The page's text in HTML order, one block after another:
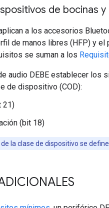
de bocinas
a los accesorios
de manos libres (HFP) y
se suman a los
audio DEBE establecer los
de dispositivo (COD):
21)
(bit 18)
de la clase de dispositivo se